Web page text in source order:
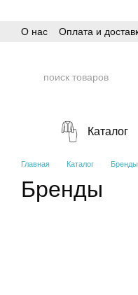
О нас
Оплата и
Каталог
Главная Каталог Бренды
Бренды